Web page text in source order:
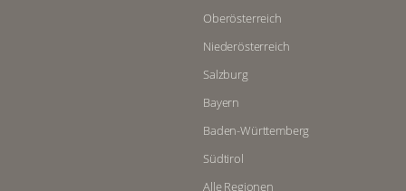
Oberösterreich
Niederösterreich
Salzburg
Bayern
Baden-Württemberg
Südtirol
Alle Regionen